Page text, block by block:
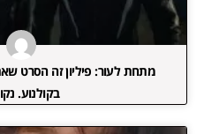
מתחת לעור: פיליון זה הסרט
בקולנוע.